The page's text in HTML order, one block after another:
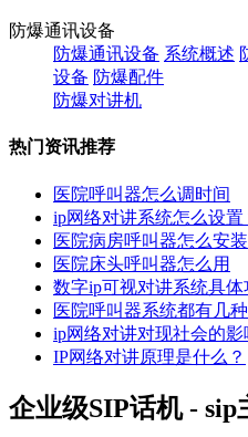
防爆通讯设备
防爆通讯设备 系统概述
设备 防爆配件
防爆对讲机
热门资讯推荐
医院呼叫器怎么调时间
ip网络对讲系统怎么设置
医院病房呼叫器怎么安装
医院床头呼叫器怎么用
数字ip可视对讲系统具体
医院呼叫器系统都有几
ip网络对讲对现社会的影
IP网络对讲原理是什么？
企业级SIP话机 - sip